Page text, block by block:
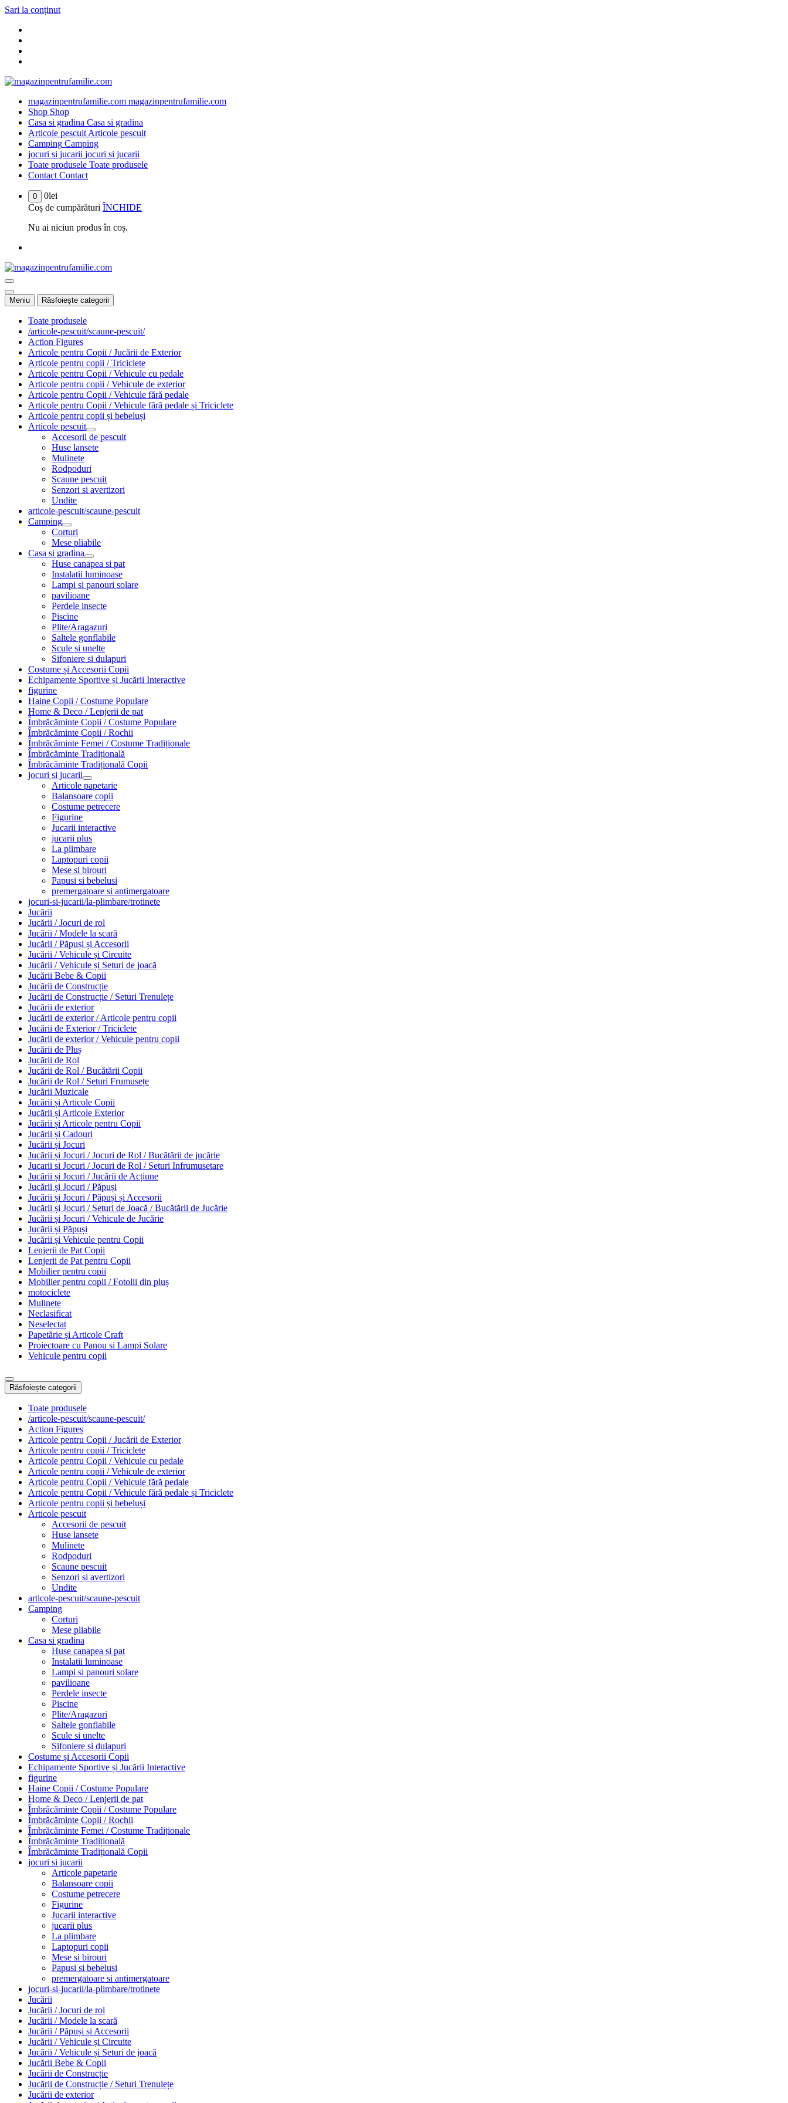
Sari la conținut
magazinpentrufamilie.com magazinpentrufamilie.com
Shop Shop
Casa si gradina Casa si gradina
Articole pescuit Articole pescuit
Camping Camping
jocuri si jucarii jocuri si jucarii
Toate produsele Toate produsele
Contact Contact
0 0lei
Coș de cumpărături ÎNCHIDE
Nu ai niciun produs în coș.
Meniu Răsfoiește categorii
Toate produsele
/articole-pescuit/scaune-pescuit/
Action Figures
Articole pentru Copii / Jucării de Exterior
Articole pentru copii / Triciclete
Articole pentru Copii / Vehicule cu pedale
Articole pentru copii / Vehicule de exterior
Articole pentru Copii / Vehicule fără pedale
Articole pentru Copii / Vehicule fără pedale și Triciclete
Articole pentru copii și bebeluși
Articole pescuit
Accesorii de pescuit
Huse lansete
Mulinete
Rodpoduri
Scaune pescuit
Senzori si avertizori
Undite
articole-pescuit/scaune-pescuit
Camping
Corturi
Mese pliabile
Casa si gradina
Huse canapea si pat
Instalatii luminoase
Lampi si panouri solare
pavilioane
Perdele insecte
Piscine
Plite/Aragazuri
Saltele gonflabile
Scule si unelte
Sifoniere si dulapuri
Costume și Accesorii Copii
Echipamente Sportive și Jucării Interactive
figurine
Haine Copii / Costume Populare
Home & Deco / Lenjerii de pat
Îmbrăcăminte Copii / Costume Populare
Îmbrăcăminte Copii / Rochii
Îmbrăcăminte Femei / Costume Tradiționale
Îmbrăcăminte Tradițională
Îmbrăcăminte Tradițională Copii
jocuri si jucarii
Articole papetarie
Balansoare copii
Costume petrecere
Figurine
Jucarii interactive
jucarii plus
La plimbare
Laptopuri copii
Mese si birouri
Papusi si bebelusi
premergatoare si antimergatoare
jocuri-si-jucarii/la-plimbare/trotinete
Jucării
Jucării / Jocuri de rol
Jucării / Modele la scară
Jucării / Păpuși și Accesorii
Jucării / Vehicule și Circuite
Jucării / Vehicule și Seturi de joacă
Jucării Bebe & Copii
Jucării de Construcție
Jucării de Construcție / Seturi Trenulețe
Jucării de exterior
Jucării de exterior / Articole pentru copii
Jucării de Exterior / Triciclete
Jucării de exterior / Vehicule pentru copii
Jucării de Pluș
Jucării de Rol
Jucării de Rol / Bucătării Copii
Jucării de Rol / Seturi Frumusețe
Jucării Muzicale
Jucării și Articole Copii
Jucării și Articole Exterior
Jucării și Articole pentru Copii
Jucării și Cadouri
Jucării și Jocuri
Jucării și Jocuri / Jocuri de Rol / Bucătării de jucărie
Jucarii si Jocuri / Jocuri de Rol / Seturi Infrumusetare
Jucării și Jocuri / Jucării de Acțiune
Jucării și Jocuri / Păpuși
Jucării și Jocuri / Păpuși și Accesorii
Jucării și Jocuri / Seturi de Joacă / Bucătării de Jucărie
Jucării și Jocuri / Vehicule de Jucărie
Jucării și Păpuși
Jucării și Vehicule pentru Copii
Lenjerii de Pat Copii
Lenjerii de Pat pentru Copii
Mobilier pentru copii
Mobilier pentru copii / Fotolii din pluș
motociclete
Mulinete
Neclasificat
Neselectat
Papetărie și Articole Craft
Proiectoare cu Panou si Lampi Solare
Vehicule pentru copii
Răsfoiește categorii
Toate produsele
/articole-pescuit/scaune-pescuit/
Action Figures
Articole pentru Copii / Jucării de Exterior
Articole pentru copii / Triciclete
Articole pentru Copii / Vehicule cu pedale
Articole pentru copii / Vehicule de exterior
Articole pentru Copii / Vehicule fără pedale
Articole pentru Copii / Vehicule fără pedale și Triciclete
Articole pentru copii și bebeluși
Articole pescuit
Accesorii de pescuit
Huse lansete
Mulinete
Rodpoduri
Scaune pescuit
Senzori si avertizori
Undite
articole-pescuit/scaune-pescuit
Camping
Corturi
Mese pliabile
Casa si gradina
Huse canapea si pat
Instalatii luminoase
Lampi si panouri solare
pavilioane
Perdele insecte
Piscine
Plite/Aragazuri
Saltele gonflabile
Scule si unelte
Sifoniere si dulapuri
Costume și Accesorii Copii
Echipamente Sportive și Jucării Interactive
figurine
Haine Copii / Costume Populare
Home & Deco / Lenjerii de pat
Îmbrăcăminte Copii / Costume Populare
Îmbrăcăminte Copii / Rochii
Îmbrăcăminte Femei / Costume Tradiționale
Îmbrăcăminte Tradițională
Îmbrăcăminte Tradițională Copii
jocuri si jucarii
Articole papetarie
Balansoare copii
Costume petrecere
Figurine
Jucarii interactive
jucarii plus
La plimbare
Laptopuri copii
Mese si birouri
Papusi si bebelusi
premergatoare si antimergatoare
jocuri-si-jucarii/la-plimbare/trotinete
Jucării
Jucării / Jocuri de rol
Jucării / Modele la scară
Jucării / Păpuși și Accesorii
Jucării / Vehicule și Circuite
Jucării / Vehicule și Seturi de joacă
Jucării Bebe & Copii
Jucării de Construcție
Jucării de Construcție / Seturi Trenulețe
Jucării de exterior